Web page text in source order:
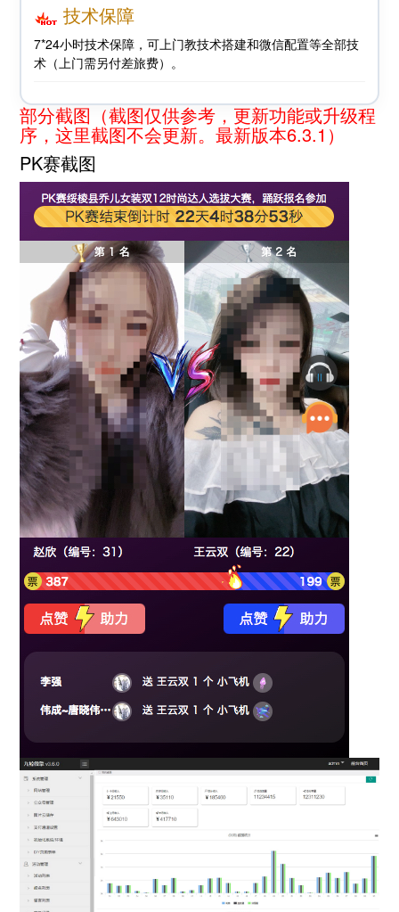
技术保障
7*24小时技术保障，可上门教技术搭建和微信配置等全部技
术（上门需另付差旅费）。
部分截图（截图仅供参考，更新功能或升级程
序，这里截图不会更新。最新版本6.3.1）
PK赛截图